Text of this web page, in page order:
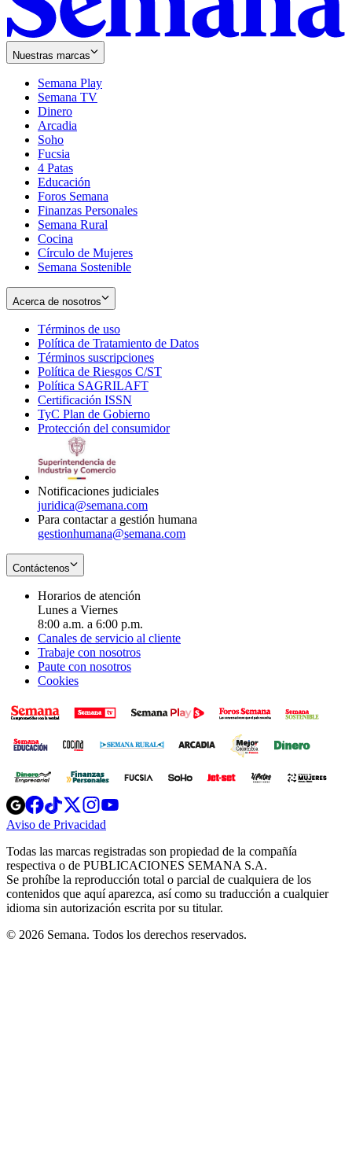
Nuestras marcas
Semana Play
Semana TV
Dinero
Arcadia
Soho
in
new
window
Fucsia
in
new
window
4 Patas
Educación
Foros Semana
Finanzas Personales
Semana Rural
Cocina
Círculo de Mujeres
Semana Sostenible
Acerca de nosotros
Términos de uso
in
new
window
Política de Tratamiento de Datos
Términos suscripciones
in
Política de Riesgos C/ST
Política SAGRILAFT
new
window
Certificación ISSN
in
new
TyC Plan de Gobierno
in
Protección del consumidorOpens
Notificaciones judiciales
juridica@semana.com
Para contactar a gestión humana
gestionhumana@semana.com
Contáctenos
Horarios de atención
Lunes a Viernes
8:00 a.m. a 6:00 p.m.
Canales de servicio al cliente
Trabaje con nosotros
Paute con nosotros
Cookies
Opens
in
new
Opens
in
new
Opens
in
new
window
Opens
new
windowwindow
Aviso de Privacidad
new
window
Todas las marcas registradas son propiedad de la compañía
respectiva o de PUBLICACIONES SEMANA S.A.
Se prohíbe la reproducción total o parcial de cualquiera de los
contenidos que aquí aparezca, así como su traducción a cualquier
idioma sin autorización escrita por su titular.
© 2026 Semana. Todos los derechos reservados.